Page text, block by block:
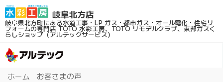
岐阜県北方町にある水道工事・LP ガス・都市ガス・オール電化・住宅リ
フォームの専門店TOTO 水彩工房、TOTO リモデルクラブ、東邦ガスく
らしショップ（アルテックサービス）
ホーム お客さまの声